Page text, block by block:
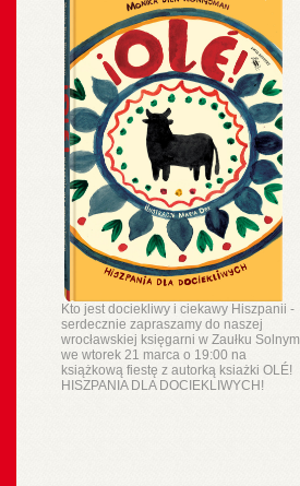
Kto jest dociekliwy i ciekawy Hiszpanii -
serdecznie zapraszamy do naszej
wrocławskiej księgarni w Zaułku Solnym
we wtorek 21 marca o 19:00 na
książkową fiestę z autorką ksiażki OLÉ!
HISZPANIA DLA DOCIEKLIWYCH!